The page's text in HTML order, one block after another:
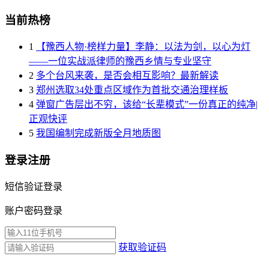
当前热榜
1
【豫西人物·榜样力量】李静：以法为剑，以心为灯
——一位实战派律师的豫西乡情与专业坚守
2 多个台风来袭，是否会相互影响？最新解读
3 郑州选取34处重点区域作为首批交通治理样板
4 弹窗广告层出不穷，该给“长辈模式”一份真正的纯净|
正观快评
5 我国编制完成新版全月地质图
登录注册
短信验证登录
账户密码登录
获取验证码